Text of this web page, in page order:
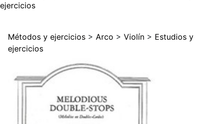
ejercicios
Métodos y ejercicios > Arco > Violín > Estudios y
ejercicios